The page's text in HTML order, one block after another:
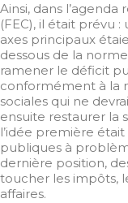
Ainsi, dans
(FEC), il était prévu
axes principaux
dessous de la
ramener le déficit
conformément à la
sociales qui ne
ensuite restaurer la
l’idée première
publiques à
dernière position,
toucher les impôts,
affaires.